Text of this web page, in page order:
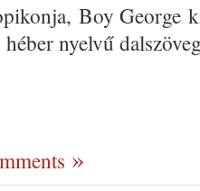
Boy George
nyelvű